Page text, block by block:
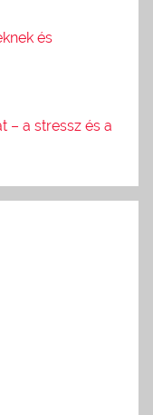
és
– a stressz és a